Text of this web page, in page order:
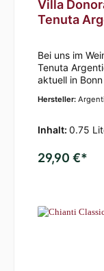
Villa
Tenuta
Bei uns im
Tenuta
aktuell in
Hersteller:
Inhalt: 0.75
29,90 €*